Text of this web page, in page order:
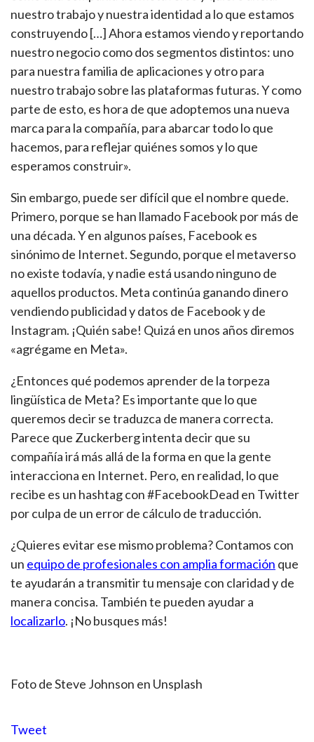
nuestro trabajo y nuestra identidad a lo que estamos
construyendo […] Ahora estamos viendo y reportando
nuestro negocio como dos segmentos distintos: uno
para nuestra familia de aplicaciones y otro para
nuestro trabajo sobre las plataformas futuras. Y como
parte de esto, es hora de que adoptemos una nueva
marca para la compañía, para abarcar todo lo que
hacemos, para reflejar quiénes somos y lo que
esperamos construir».
Sin embargo, puede ser difícil que el nombre quede.
Primero, porque se han llamado Facebook por más de
una década. Y en algunos países, Facebook es
sinónimo de Internet. Segundo, porque el metaverso
no existe todavía, y nadie está usando ninguno de
aquellos productos. Meta continúa ganando dinero
vendiendo publicidad y datos de Facebook y de
Instagram. ¡Quién sabe! Quizá en unos años diremos
«agrégame en Meta».
¿Entonces qué podemos aprender de la torpeza
lingüística de Meta? Es importante que lo que
queremos decir se traduzca de manera correcta.
Parece que Zuckerberg intenta decir que su
compañía irá más allá de la forma en que la gente
interacciona en Internet. Pero, en realidad, lo que
recibe es un hashtag con #FacebookDead en Twitter
por culpa de un error de cálculo de traducción.
¿Quieres evitar ese mismo problema? Contamos con
un equipo de profesionales con amplia formación que
te ayudarán a transmitir tu mensaje con claridad y de
manera concisa. También te pueden ayudar a
localizarlo. ¡No busques más!
Foto de Steve Johnson en Unsplash
Tweet